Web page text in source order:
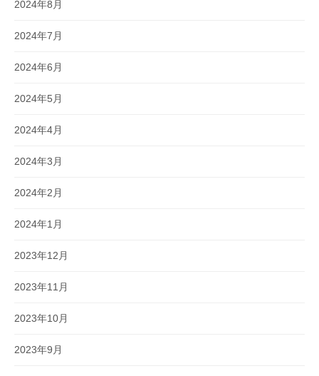
2024年8月
2024年7月
2024年6月
2024年5月
2024年4月
2024年3月
2024年2月
2024年1月
2023年12月
2023年11月
2023年10月
2023年9月